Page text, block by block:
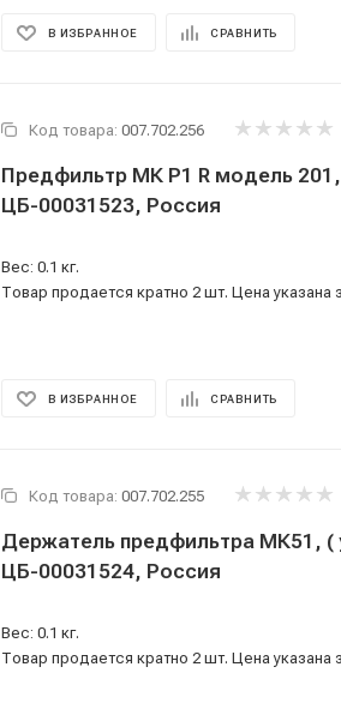
В ИЗБРАННОЕ СРАВНИТЬ
Код товара: 007.702.256
Предфильтр МК Р1 R модель
ЦБ-00031523, Россия
Вес: 0.1 кг.
Товар продается кратно 2 шт. Цена указана
В ИЗБРАННОЕ СРАВНИТЬ
Код товара: 007.702.255
Держатель предфильтра МК51, (
ЦБ-00031524, Россия
Вес: 0.1 кг.
Товар продается кратно 2 шт. Цена указана